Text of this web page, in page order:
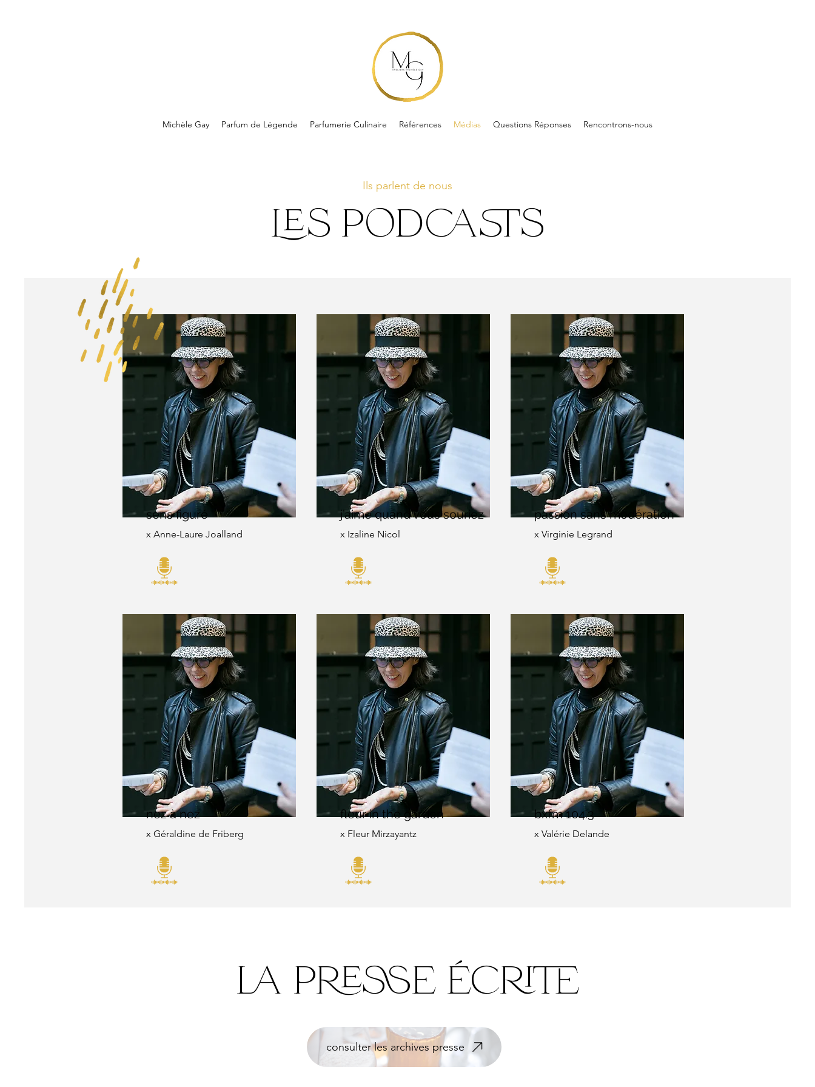
Michèle Gay Parfum de Légende Parfumerie Culinaire Références Médias Questions Réponses Rencontrons-nous
Ils parlent de nous
les podcasts
sens figuré
x Anne-Laure Joalland
nez à nez
x Géraldine de Friberg
j’aime quand vous souriez
x Izaline Nicol
fleur in the garden
x Fleur Mirzayantz
passion sans modération
x Virginie Legrand
bxfm 104.3
x Valérie Delande
la presse écrite
consulter les archives presse